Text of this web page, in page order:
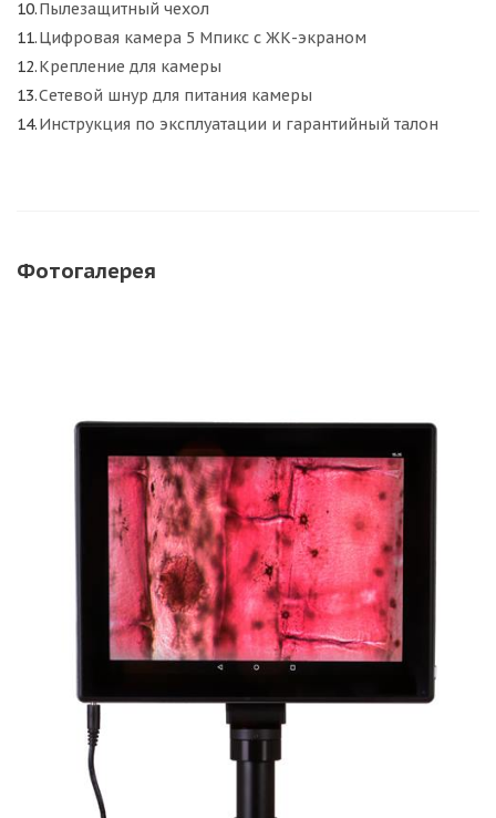
Пылезащитный чехол
Цифровая камера 5 Мпикс с ЖК-экраном
Крепление для камеры
Сетевой шнур для питания камеры
Инструкция по эксплуатации и гарантийный талон
Фотогалерея